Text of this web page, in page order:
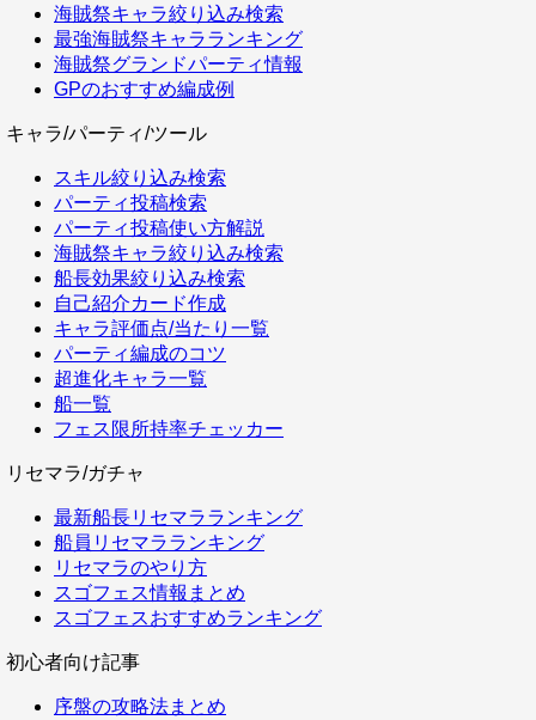
海賊祭キャラ絞り込み検索
最強海賊祭キャラランキング
海賊祭グランドパーティ情報
GPのおすすめ編成例
キャラ/パーティ/ツール
スキル絞り込み検索
パーティ投稿検索
パーティ投稿使い方解説
海賊祭キャラ絞り込み検索
船長効果絞り込み検索
自己紹介カード作成
キャラ評価点/当たり一覧
パーティ編成のコツ
超進化キャラ一覧
船一覧
フェス限所持率チェッカー
リセマラ/ガチャ
最新船長リセマラランキング
船員リセマラランキング
リセマラのやり方
スゴフェス情報まとめ
スゴフェスおすすめランキング
初心者向け記事
序盤の攻略法まとめ